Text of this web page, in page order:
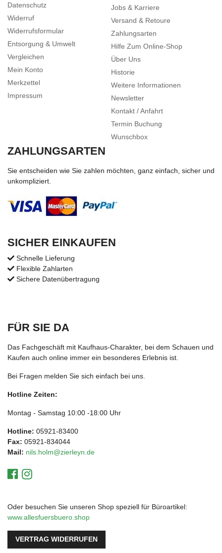
Datenschutz
Widerruf
Widerrufsformular
Entsorgung & Umwelt
Vergleichen
Mein Konto
Merkzettel
Impressum
Jobs & Karriere
Versand & Retoure
Zahlungsarten
Hilfe Zum Online-Shop
Über Uns
Historie
Weitere Informationen
Newsletter
Kontakt / Anfahrt
Termin Buchung
Wunschbox
ZAHLUNGSARTEN
Sie entscheiden wie Sie zahlen möchten, ganz einfach, sicher und
unkompliziert.
SICHER EINKAUFEN
Schnelle Lieferung
Flexible Zahlarten
Sichere Datenübertragung
FÜR SIE DA
Das Fachgeschäft mit Kaufhaus-Charakter, bei dem Schauen und
Kaufen auch online immer ein besonderes Erlebnis ist.
Bei Fragen melden Sie sich einfach bei uns.
Hotline Zeiten:
Montag - Samstag 10:00 -18:00 Uhr
Hotline: 05921-83400
Fax: 05921-834044
Mail: nils.holm@zierleyn.de
Oder besuchen Sie unseren Shop speziell für Büroartikel:
www.allesfuersbuero.shop
VERTRAG WIDERRUFEN